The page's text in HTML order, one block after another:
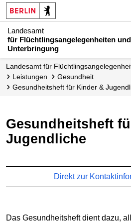
Landesamt
für Flüchtlingsangelegenheiten und
Unterbringung
Landesamt für
Leistungen
Gesundheit
Gesundheitsheft für Kinder &
Gesundheitsheft für Kinder &
Jugendliche
Direkt zur
Das Gesundheitsheft dient dazu,